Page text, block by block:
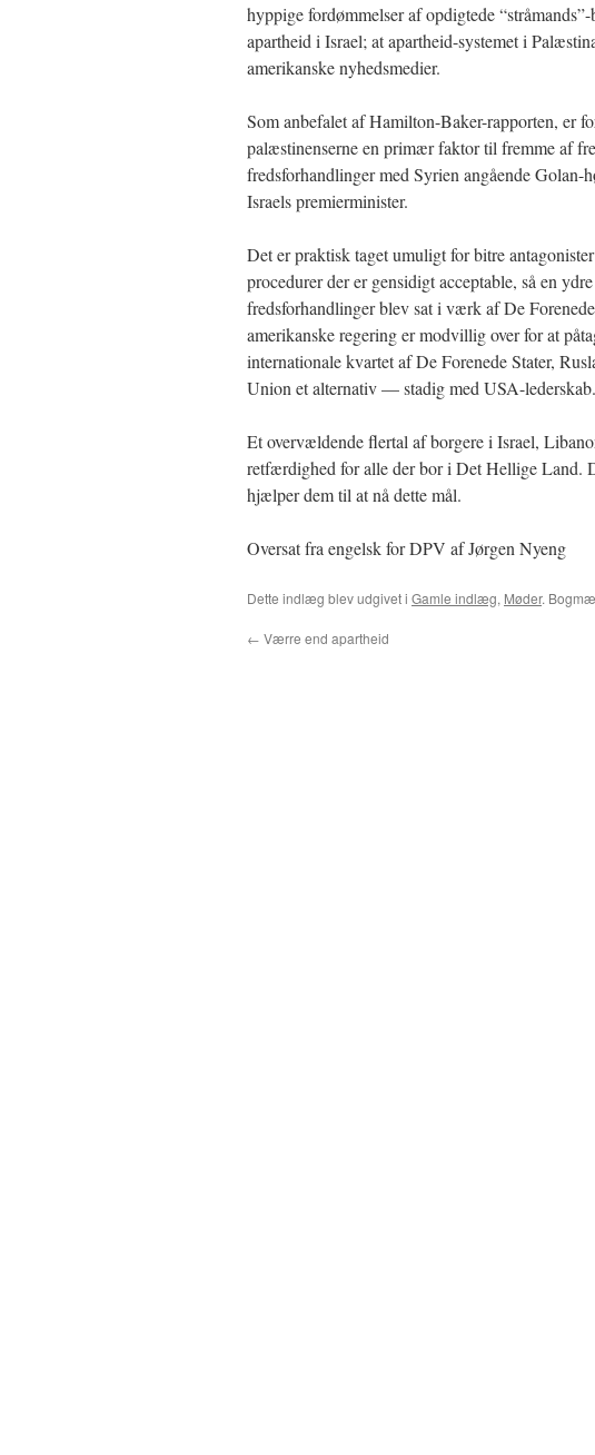
hyppige fordømmelser af opdigtede
apartheid i Israel; at apartheid-systemet i
amerikanske nyhedsmedier.
Som anbefalet af Hamilton-Baker-rapporten, er
palæstinenserne en primær faktor til fremme af
fredsforhandlinger med Syrien angående
Israels premierminister.
Det er praktisk taget umuligt for bitre
procedurer der er gensidigt acceptable, så en
fredsforhandlinger blev sat i værk af De
amerikanske regering er modvillig over for at
internationale kvartet af De Forenede Stater,
Union et alternativ — stadig med USA-lederskab.
Et overvældende flertal af borgere i Israel,
retfærdighed for alle der bor i Det Hellige Land.
hjælper dem til at nå dette mål.
Oversat fra engelsk for DPV af Jørgen Nyeng
Dette indlæg blev udgivet i Gamle indlæg, Møder.
← Værre end apartheid